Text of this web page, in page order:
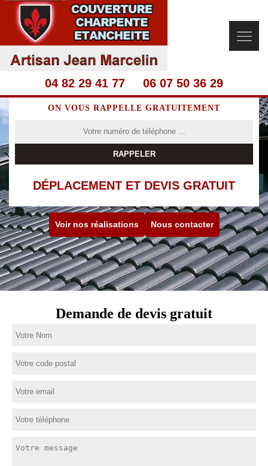
04 82 29 41 77 06 07 50 36 29
ON VOUS RAPPELLE GRATUITEMENT
DÉPLACEMENT ET DEVIS GRATUIT
Voir nos réalisations Nous contacter
Demande de devis gratuit